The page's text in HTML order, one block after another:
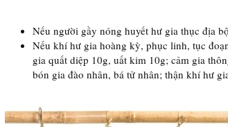
Nếu người gầy nóng huyết hư gia thục địa
Nếu khí hư gia hoàng kỳ, phục linh, tục
gia quất diệp 10g, uất kim 10g; cảm gia
bón gia đào nhân, bá tử nhân; thận khí hư